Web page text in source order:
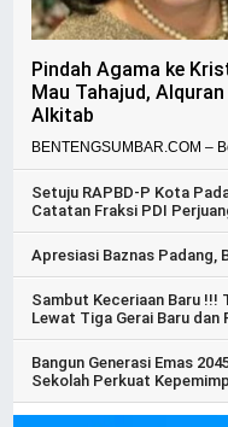
Pindah Agama ke
Mau Tahajud,
Alkitab
BENTENGSUMBAR.COM –
Setuju RAPBD-P Kota
Catatan Fraksi PDI
Apresiasi Baznas Padang,
Sambut Keceriaan Baru !!!
Lewat Tiga Gerai Baru dan
Bangun Generasi Emas
Sekolah Perkuat